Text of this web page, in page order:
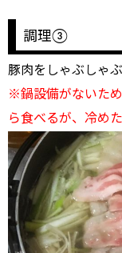
調理③
豚肉をしゃぶしゃ
※鍋設備がないた
ら食べるが、冷め